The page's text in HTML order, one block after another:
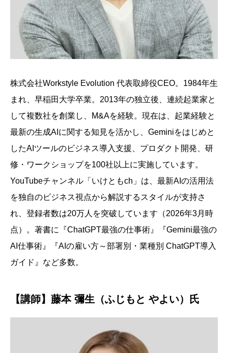
株式会社Workstyle Evolution 代表取締役CEO。1984年生
まれ、早稲田大学卒業。2013年の独立後、連続起業家と
して複数社を創業し、M&Aを経験。現在は、起業経験と
最新の生成AIに関する知見を活かし、Geminiをはじめと
したAIツールのビジネス導入支援、プロダクト開発、研
修・ワークショップを100社以上に実施しています。
YouTubeチャンネル「いけともch」は、最新AIの活用法
を独自のビジネス視点から解説するスタイルが支持さ
れ、登録者数は20万人を突破しています（2026年3月時
点）。著書に『ChatGPT最強の仕事術』『Gemini最強の
AI仕事術』『AIの雇い方～部署別・業種別 ChatGPT導入
ガイド』など多数。
【講師】藤本 彌生（ふじもと やよい）氏